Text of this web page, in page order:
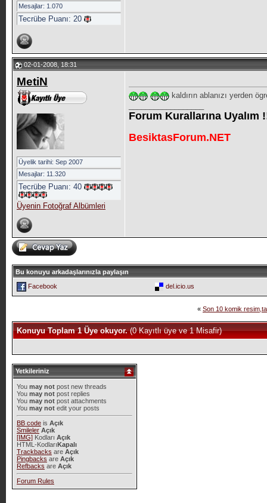
Mesajlar: 1.070
Tecrübe Puanı: 20
02-01-2008, 18:31
MetiN
Üyelik tarihi: Sep 2007
Mesajlar: 11.320
Tecrübe Puanı: 40
Üyenin Fotoğraf Albümleri
kaldırın ablanızı yerden
Forum Kurallarına Uyalım
BesiktasForum.NET
Bu konuyu arkadaşlarınızla paylaşın
Facebook
del.icio.us
« Son 10 komik
Konuyu Toplam 1 Üye okuyor.(0 Kayıtlı üye ve 1 Misafir)
Yetkileriniz
You may notpost new threads
You may notpost replies
You may notpost attachments
You may notedit your posts
BB codeis Açık
Smileler Açık
[IMG]Kodları Açık
HTML-KodlarıKapalı
Trackbacks are Açık
Pingbacks are Açık
Refbacks are Açık
Forum Rules